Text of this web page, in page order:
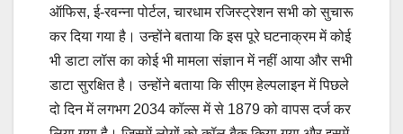
ऑफिस, ई-रवन्ना पोर्टल, चारधाम रजिस्ट्रेशन सभी को सुचारू
कर दिया गया है। उन्होंने बताया कि इस पूरे घटनाक्रम में कोई
भी डाटा लॉस का कोई भी मामला संज्ञान में नहीं आया और सभी
डाटा सुरक्षित है। उन्होंने बताया कि सीएम हेल्पलाइन में पिछले
दो दिन में लगभग 2034 कॉल्स में से 1879 को वापस दर्ज कर